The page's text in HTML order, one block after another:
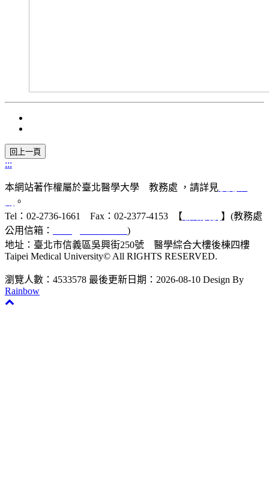
:::
本網站著作權屬於臺北醫學大學 教務處 ，請詳見
。
Tel：02-2736-1661 Fax：02-2377-4153 【
】(教務處
公用信箱：
)
地址：臺北市信義區吳興街250號 醫學綜合大樓後棟四樓
Taipei Medical University© All RIGHTS RESERVED.
瀏覽人數：4533578 最後更新日期：2026-08-10 Design By
Rainbow